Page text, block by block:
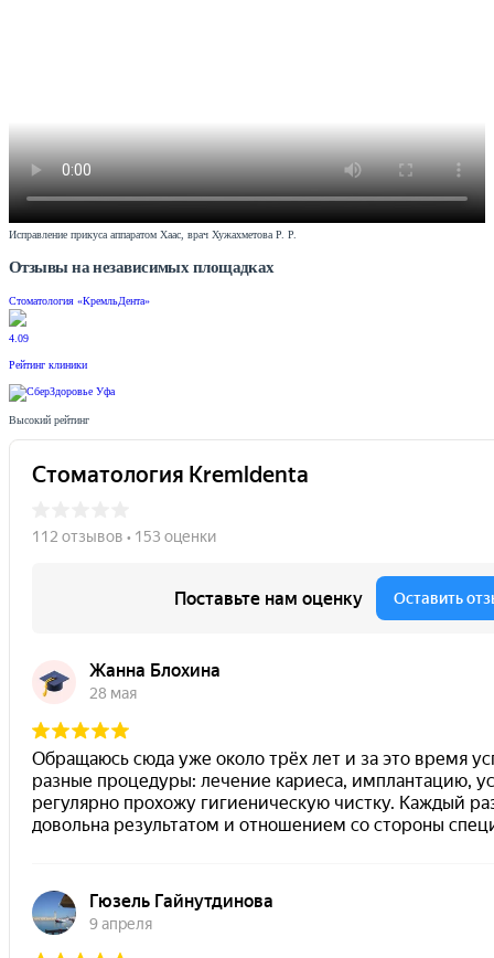
Исправление прикуса аппаратом Хаас, врач Хужахметова Р. Р.
Отзывы на независимых площадках
Стоматология «КремльДента»
4.09
Рейтинг клиники
Высокий рейтинг